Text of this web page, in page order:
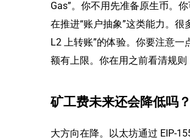
Gas”。你不用先准备原生币。
在推进“账户抽象”这类能力。
L2 上转账”的体验。你要注意
额有上限。你在用之前看清规则
矿工费未来还会降低吗？
大方向在降。以太坊通过 EIP-